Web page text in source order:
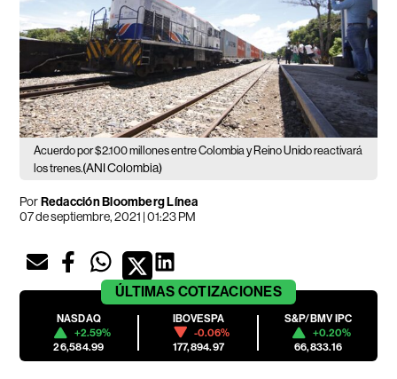
Acuerdo por $2.100 millones entre Colombia y Reino Unido reactivará
los trenes.(ANI Colombia)
PorRedacción Bloomberg Línea
07 de septiembre, 2021 | 01:23 PM
ÚLTIMAS COTIZACIONES
NASDAQ
+2.59%
26,584.99
IBOVESPA
-0.06%
177,894.97
S&P/BMV IPC
+0.20%
66,833.16